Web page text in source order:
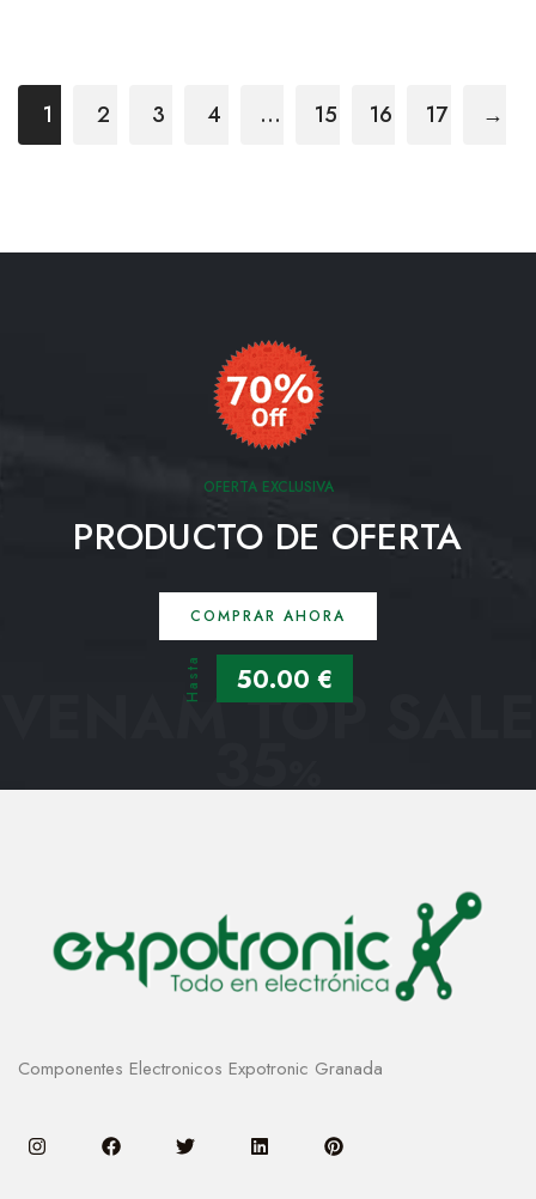
1 2 3 4 … 15 16 17 →
OFERTA EXCLUSIVA
PRODUCTO DE OFERTA
COMPRAR AHORA
Hasta 50.00 €
VENAM TOP SALE
35
Componentes Electronicos Expotronic Granada